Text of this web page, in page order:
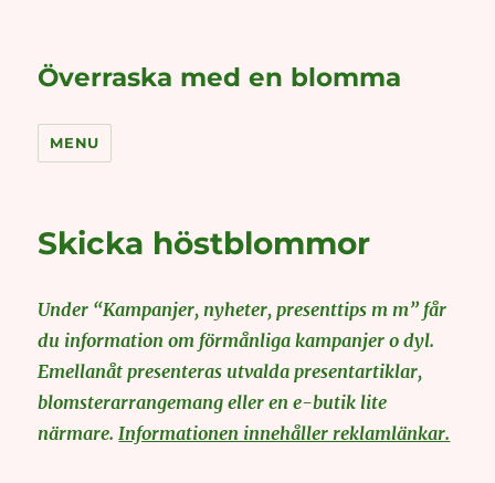
Överraska med en blomma
MENU
Skicka höstblommor
Under “Kampanjer, nyheter, presenttips m m” får
du information om förmånliga kampanjer o dyl.
Emellanåt presenteras utvalda presentartiklar,
blomsterarrangemang eller en e-butik lite
närmare.Informationen innehåller reklamlänkar.